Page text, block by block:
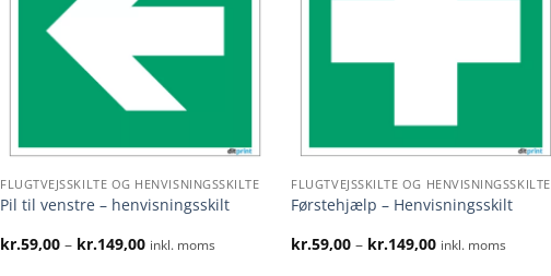
FLUGTVEJSSKILTE OG HENVISNINGSSKILTE
Pil til venstre – henvisningsskilt
kr.59,00 – kr.149,00Prisinterval:
inkl. moms
FLUGTVEJSSKILTE OG HENVISNINGSSKILTE
Førstehjælp – Henvisningsskilt
kr.59,00 – kr.149,00Prisinterval:
inkl. moms